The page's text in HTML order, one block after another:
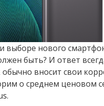
выборе нового
быть? И ответ
вносит свои
о среднем ценовом